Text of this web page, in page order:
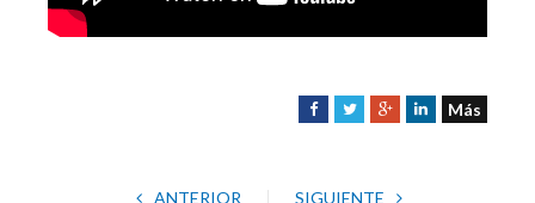
F
e
T
t
G
g
L
Más
ANTERIOR SIGUIENTE